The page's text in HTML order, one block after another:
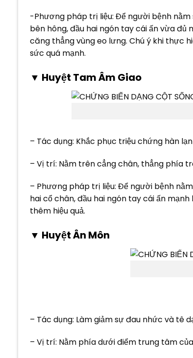
-Phương pháp trị liệu: Để người bệnh
bên hông, đầu hai ngón tay cái ấn vừa đủ
căng thẳng vùng eo lưng. Chú ý khi thực
sức quá mạnh.
▼ Huyệt Tam Âm Giao
– Tác dụng: Khắc phục triệu chứng hàn
– Vị trí: Nằm trên cẳng chân, thẳng phía
– Phương pháp trị liệu: Để người bệnh
hai cổ chân, đầu hai ngón tay cái ấn
thêm hiệu quả.
▼ Huyệt Ân Môn
– Tác dụng: Làm giảm sự đau nhức và tê
– Vị trí: Nằm phía dưới điểm trung tâm